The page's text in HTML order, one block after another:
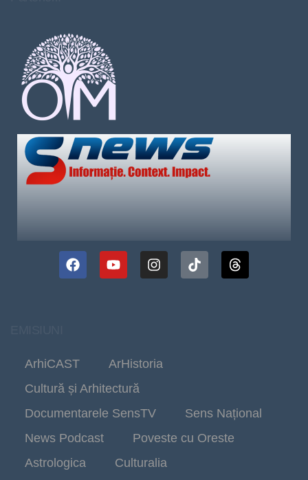
ArhiCAST
ArHistoria
Cultură și Arhitectură
Documentarele SensTV
Sens Național
News Podcast
Poveste cu Oreste
Astrologica
Culturalia